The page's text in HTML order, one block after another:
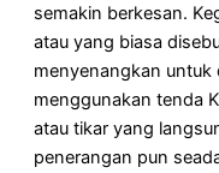
semakin berkesan.
atau yang biasa
menyenangkan untuk
menggunakan tenda
atau tikar yang
penerangan pun